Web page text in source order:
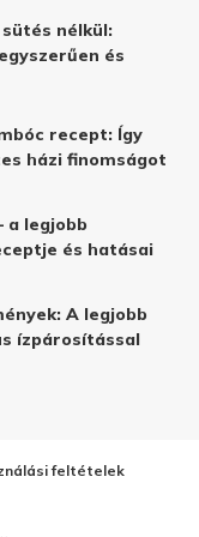
nélkül:
és
recept: Így
házi finomságot
a legjobb
és hatásai
A legjobb
ízpárosítással
feltételek